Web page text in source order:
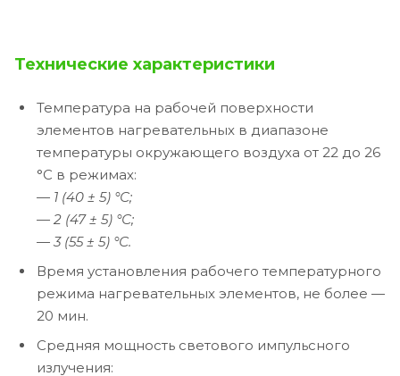
Технические характеристики
Температура на рабочей поверхности
элементов нагревательных в диапазоне
температуры окружающего воздуха от 22 до 26
°С в режимах:
— 1 (40 ± 5) °С;
— 2 (47 ± 5) °С;
— 3 (55 ± 5) °С.
Время установления рабочего температурного
режима нагревательных элементов, не более —
20 мин.
Средняя мощность светового импульсного
излучения: